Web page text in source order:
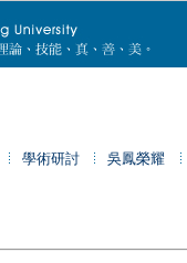
學術研討 吳鳳榮耀